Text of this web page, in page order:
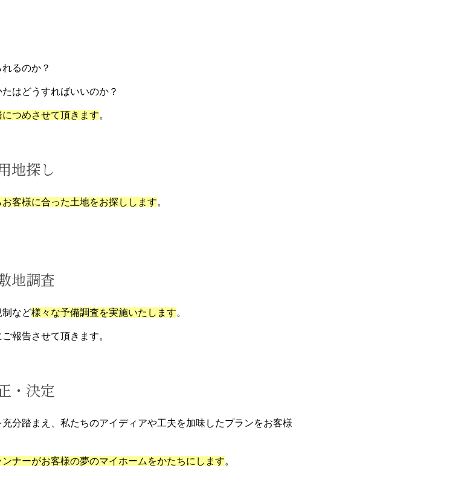
るのか？
はどうすればいいのか？
つめさせて頂きます。
地探し
客様に合った土地をお探しします。
地調査
制など様々な予備調査を実施いたします。
報告させて頂きます。
・決定
分踏まえ、私たちのアイディアや工夫を加味したプランをお客様
ナーがお客様の夢のマイホームをかたちにします。